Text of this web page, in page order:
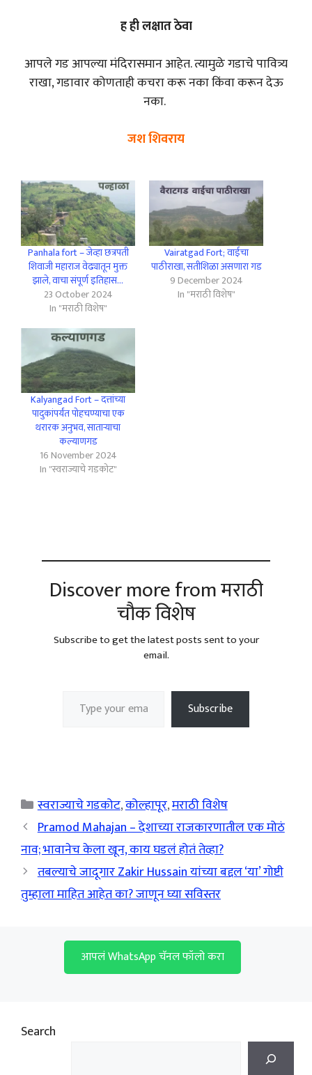
ह ही लक्षात ठेवा
आपले गड आपल्या मंदिरासमान आहेत. त्यामुळे गडाचे पावित्र्य
राखा, गडावार कोणताही कचरा करू नका किंवा करून देऊ
नका.
जश शिवराय
Panhala fort – जेव्हा छत्रपती
शिवाजी महाराज वेढ्यातून मुक्त
झाले, वाचा संपूर्ण इतिहास…
23 October 2024
In "मराठी विशेष"
Vairatgad Fort; वाईचा
पाठीराखा, सतीशिळा असणारा गड
9 December 2024
In "मराठी विशेष"
Kalyangad Fort – दत्तांच्या
पादुकांपर्यंत पोहचण्याचा एक
थरारक अनुभव, साताऱ्याचा
कल्याणगड
16 November 2024
In "स्वराज्याचे गडकोट"
Discover more from मराठी
चौक विशेष
Subscribe to get the latest posts sent to your
email.
Subscribe
Categories
स्वराज्याचे गडकोट,कोल्हापूर,मराठी विशेष
Pramod Mahajan – देशाच्या राजकारणातील एक मोठं
नाव; भावानेच केला खून, काय घडलं होतं तेव्हा?
तबल्याचे जादूगार Zakir Hussain यांच्या बद्दल ‘या’ गोष्टी
तुम्हाला माहित आहेत का? जाणून घ्या सविस्तर
आपलं WhatsApp चॅनल फॉलो करा
Search